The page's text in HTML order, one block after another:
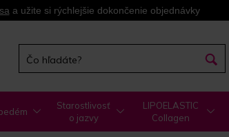
a užite si rýchlejšie dokončenie objednávky
Starostlivosť
o jazvy
LIPOELASTIC
Collagen